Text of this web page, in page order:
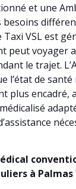
et une
Taxi VSL est
peut voyager
le trajet.
l’état de
plus encadré,
à Palmas